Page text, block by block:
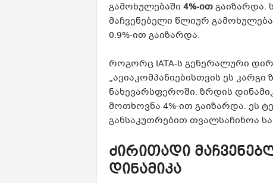
გამოხულებაში 4%-ითგაიზარდა.
მაჩვენებელი წლიურ
0.9%-ით გაიზარდა.
როგორც IATA-ს გენერალური
„ავიაკომპანიებისთვის ეს
ნახევარსფეროში. ზრდის
მოთხოვნა 4%-ით გაიზარდა. ეს
განსაკუთრებით თვალსაჩინოა
ძირითადი
დინამიკა